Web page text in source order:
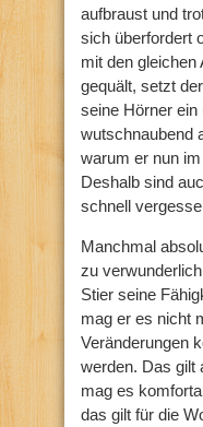
aufbraust und
sich überfordert
mit den gleichen
gequält, setzt
seine Hörner ein
wutschnaubend
warum er nun
Deshalb sind
schnell
Manchmal
zu
Stier seine
mag er es nicht
Veränderungen
werden. Das gilt
mag es
das gilt für die